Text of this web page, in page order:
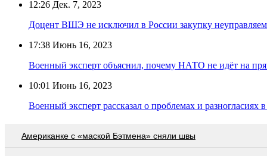
12:26 Дек. 7, 2023
Доцент ВШЭ не исключил в России закупку
17:38 Июнь 16, 2023
Военный эксперт объяснил, почему НАТО не идёт на
10:01 Июнь 16, 2023
Военный эксперт рассказал о проблемах и
Американке с «маской Бэтмена» сняли швы